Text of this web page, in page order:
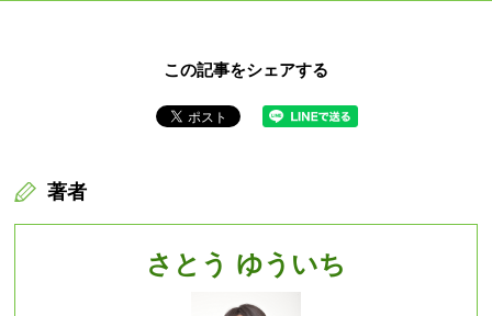
この記事をシェアする
著者
さとう ゆういち